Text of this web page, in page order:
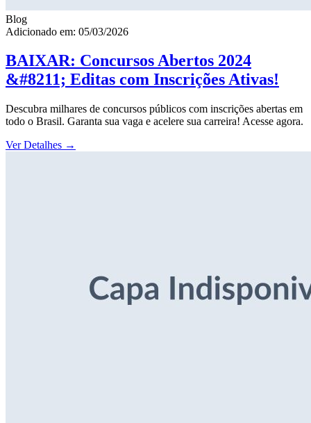
Blog
Adicionado em: 05/03/2026
BAIXAR: Concursos Abertos 2024
&#8211; Editas com Inscrições Ativas!
Descubra milhares de concursos públicos com inscrições abertas em
todo o Brasil. Garanta sua vaga e acelere sua carreira! Acesse agora.
Ver Detalhes →